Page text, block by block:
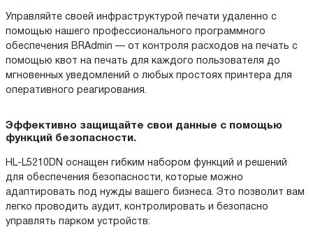
Управляйте своей инфраструктурой печати удаленно с
помощью нашего профессионального программного
обеспечения BRAdmin — от контроля расходов на печать с
помощью квот на печать для каждого пользователя до
мгновенных уведомлений о любых простоях принтера для
оперативного реагирования.
Эффективно защищайте свои данные с помощью
функций безопасности.
HL-L5210DN оснащен гибким набором функций и решений
для обеспечения безопасности, которые можно
адаптировать под нужды вашего бизнеса. Это позволит вам
легко проводить аудит, контролировать и безопасно
управлять парком устройств: